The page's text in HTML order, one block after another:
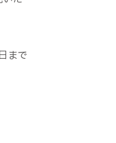
まで